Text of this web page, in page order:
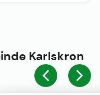
Karlskron